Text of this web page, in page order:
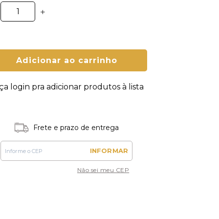
+
Adicionar ao carrinho
login pra adicionar produtos à lista
Frete e prazo de entrega
INFORMAR
Não sei meu CEP